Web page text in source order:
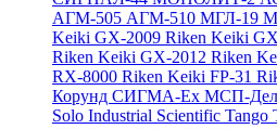
АГМ-505 АГМ-510 МГЛ-19
Keiki GX-2009 Riken Keiki
Riken Keiki GX-2012 Riken
RX-8000 Riken Keiki FP-31
Корунд СИГМА-Ех МСП-
Solo Industrial Scientific Tango